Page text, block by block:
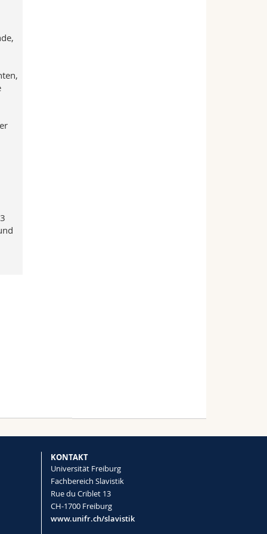
KONTAKT
Universität Freiburg
Fachbereich Slavistik
Rue du Criblet 13
CH-1700 Freiburg
www.unifr.ch/slavistik